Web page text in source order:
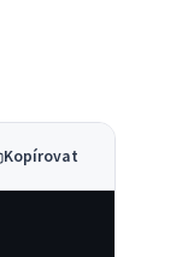
Kopírovat